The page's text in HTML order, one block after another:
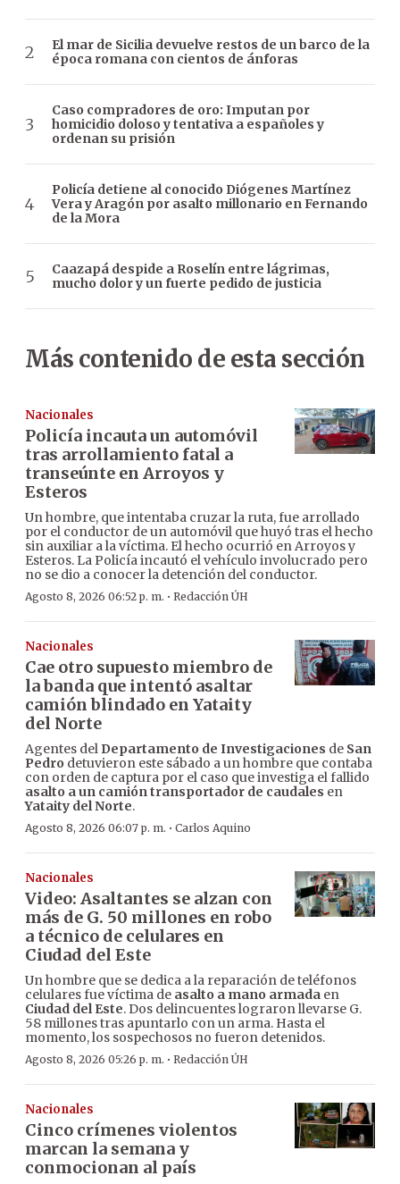
El mar de Sicilia devuelve restos de un barco de la
época romana con cientos de ánforas
Caso compradores de oro: Imputan por
homicidio doloso y tentativa a españoles y
ordenan su prisión
Policía detiene al conocido Diógenes Martínez
Vera y Aragón por asalto millonario en Fernando
de la Mora
Caazapá despide a Roselín entre lágrimas,
mucho dolor y un fuerte pedido de justicia
Más contenido de esta sección
Nacionales
Policía incauta un automóvil
tras arrollamiento fatal a
transeúnte en Arroyos y
Esteros
Un hombre, que intentaba cruzar la ruta, fue arrollado
por el conductor de un automóvil que huyó tras el hecho
sin auxiliar a la víctima. El hecho ocurrió en Arroyos y
Esteros. La Policía incautó el vehículo involucrado pero
no se dio a conocer la detención del conductor.
Agosto 8, 2026 06:52 p. m. · Redacción ÚH
Nacionales
Cae otro supuesto miembro de
la banda que intentó asaltar
camión blindado en Yataity
del Norte
Agentes del Departamento de Investigaciones de San
Pedro detuvieron este sábado a un hombre que contaba
con orden de captura por el caso que investiga el fallido
asalto a un camión transportador de caudales en
Yataity del Norte.
Agosto 8, 2026 06:07 p. m. · Carlos Aquino
Nacionales
Video: Asaltantes se alzan con
más de G. 50 millones en robo
a técnico de celulares en
Ciudad del Este
Un hombre que se dedica a la reparación de teléfonos
celulares fue víctima de asalto a mano armada en
Ciudad del Este. Dos delincuentes lograron llevarse G.
58 millones tras apuntarlo con un arma. Hasta el
momento, los sospechosos no fueron detenidos.
Agosto 8, 2026 05:26 p. m. · Redacción ÚH
Nacionales
Cinco crímenes violentos
marcan la semana y
conmocionan al país